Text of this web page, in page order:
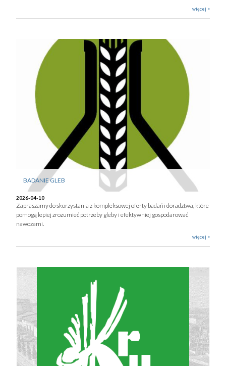
więcej >
BADANIE GLEB
2026-04-10
Zapraszamy do skorzystania z kompleksowej oferty badań i doradztwa, które
pomogą lepiej zrozumieć potrzeby gleby i efektywniej gospodarować
nawozami.
więcej >